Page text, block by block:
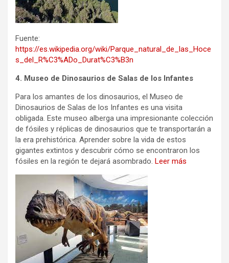
Fuente:
https://es.wikipedia.org/wiki/Parque_natural_de_las_Hoce
s_del_R%C3%ADo_Durat%C3%B3n
4. Museo de Dinosaurios de Salas de los Infantes
Para los amantes de los dinosaurios, el Museo de
Dinosaurios de Salas de los Infantes es una visita
obligada. Este museo alberga una impresionante colección
de fósiles y réplicas de dinosaurios que te transportarán a
la era prehistórica. Aprender sobre la vida de estos
gigantes extintos y descubrir cómo se encontraron los
fósiles en la región te dejará asombrado. Leer más